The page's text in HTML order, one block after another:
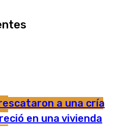
a una cría
en una vivienda